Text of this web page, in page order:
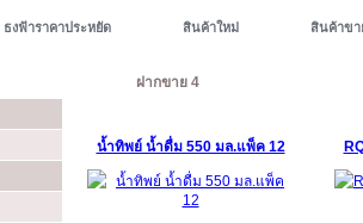
ธงฟ้าราคาประหยัด สินค้าใหม่ สินค้าขา
ฝากขาย 4
น้ำทิพย์ น้ำดื่ม 550 มล.แพ็ค 12